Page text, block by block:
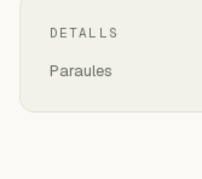
DETALLS
Paraules